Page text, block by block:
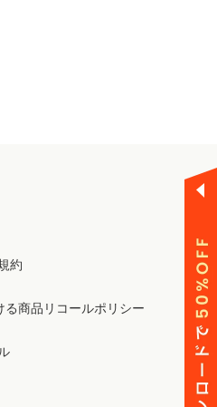
約
る商品リコールポリシー